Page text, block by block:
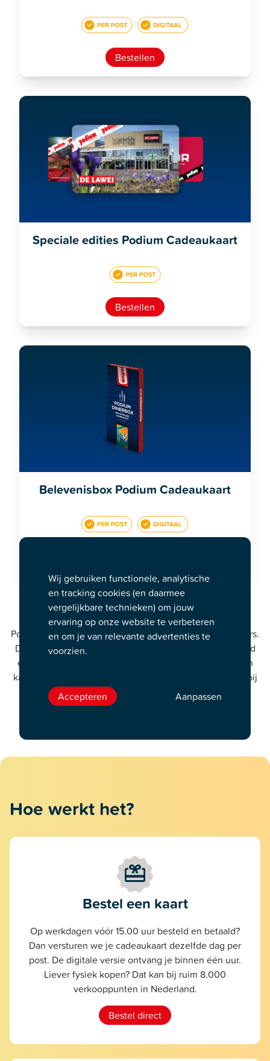
Bestellen
Speciale edities Podium Cadeaukaart
Bestellen
Belevenisbox Podium Cadeaukaart
Dé theater & concert cadeaukaart
Podium Cadeaukaart is hét cadeau voor cultuurliefhebbers.
De kaart is te verzilveren bij ruim 300 podia in Nederland
en in België. Het saldo is 3 jaar geldig vanaf aankoop en
kan in één keer of in delen besteed worden aan tickets bij
aangesloten theaters, schouwburgen, poppodia of
theaterfestivals.
Hoe werkt het?
Bestel een kaart
Op werkdagen vóór 15.00 uur besteld en betaald?
Dan versturen we je cadeaukaart dezelfde dag per
post. De digitale versie ontvang je binnen één uur.
Liever fysiek kopen? Dat kan bij ruim 8.000
verkooppunten in Nederland.
Bestel direct
Wij gebruiken functionele, analytische
en tracking cookies (en daarmee
vergelijkbare technieken) om jouw
ervaring op onze website te verbeteren
en om je van relevante advertenties te
voorzien.
Accepteren Aanpassen